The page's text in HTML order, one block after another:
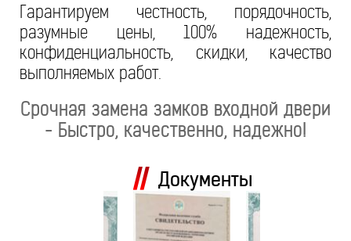
Гарантируем честность, порядочность,
разумные цены, 100% надежность,
конфиденциальность, скидки, качество
выполняемых работ.
Срочная замена замков входной двери
- Быстро, качественно, надежно!
Документы